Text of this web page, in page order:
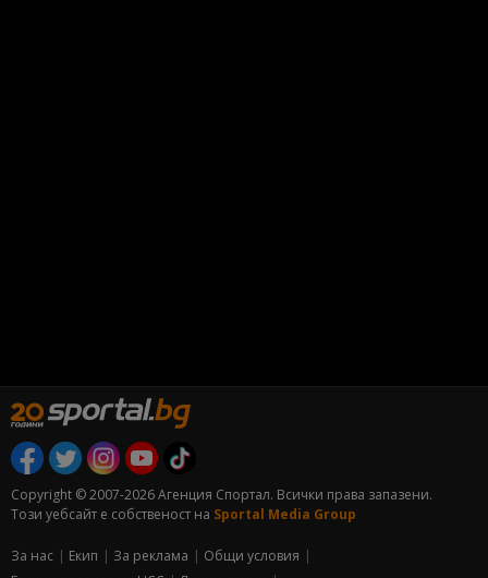
Copyright © 2007-2026 Агенция Спортал. Всички права запазени.
Този уебсайт е собственост на Sportal Media Group
За нас Екип За рекламa
Общи условия